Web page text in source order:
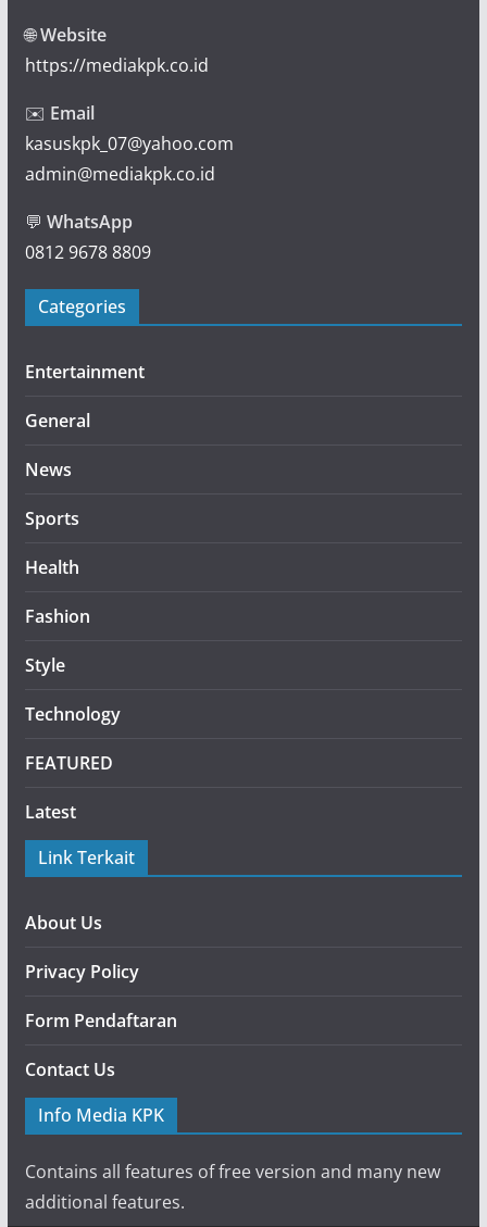
🌐Website
https://mediakpk.co.id
✉️ Email
kasuskpk_07@yahoo.com
admin@mediakpk.co.id
💬 WhatsApp
0812 9678 8809
Categories
Entertainment
General
News
Sports
Health
Fashion
Style
Technology
FEATURED
Latest
Link Terkait
About Us
Privacy Policy
Form Pendaftaran
Contact Us
Info Media KPK
Contains all features of free version and many new
additional features.